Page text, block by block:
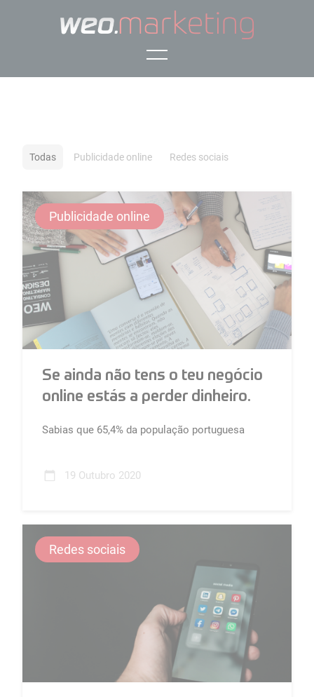
Todas Publicidade online Redes sociais
Publicidade online
Se ainda não tens o teu negócio
online estás a perder dinheiro.
Sabias que 65,4% da população portuguesa
19 Outubro 2020
Redes sociais